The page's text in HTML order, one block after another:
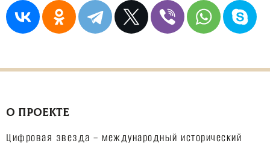
О ПРОЕКТЕ
Цифровая звезда – международный исторический